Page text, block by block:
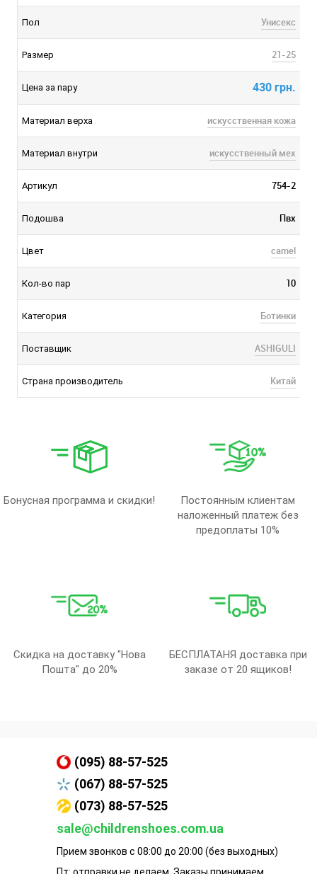
Пол Унисекс
Размер 21-25
Цена за пару 430 грн.
Материал верха искусственная кожа
Материал внутри искусственный мех
Артикул 754-2
Подошва Пвх
Цвет camel
Кол-во пар 10
Категория Ботинки
Поставщик ASHIGULI
Страна производитель Китай
Бонусная программа и скидки!
Постоянным клиентам
наложенный платеж без
предоплаты 10%
Скидка на доставку "Нова
Пошта" до 20%
БЕСПЛАТАНЯ доставка при
заказе от 20 ящиков!
(095) 88-57-525
(067) 88-57-525
(073) 88-57-525
sale@childrenshoes.com.ua
Прием звонков с 08:00 до 20:00 (без выходных)